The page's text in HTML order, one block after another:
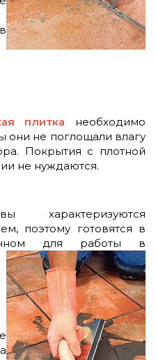
плитка необходимо
они не поглощали влагу
Покрытия с плотной
не нуждаются.
характеризуются
поэтому готовятся в
для работы в